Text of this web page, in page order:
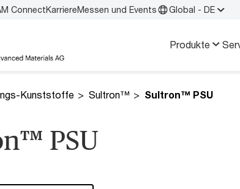
ConnectKarriereMessen und Events Global - DE
Produkte
Kunststoffe Sultron™ Sultron™ PSU
PSU